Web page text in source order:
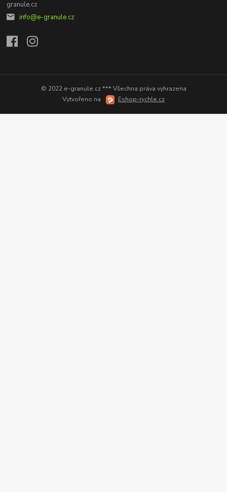
info@e-granule.cz
© 2022 e-granule.cz *** Všechna práva vyhrazena
Vytvořeno na
Eshop-rychle.cz